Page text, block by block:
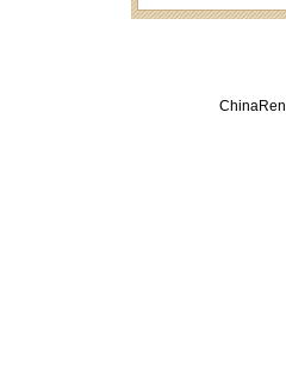
ChinaRen